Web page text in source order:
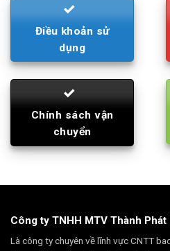
Điều khoản sử
dụng
Chính sách vận
chuyển
Công ty TNHH MTV Thành Phát
Là công ty chuyên về lĩnh vực CNTT